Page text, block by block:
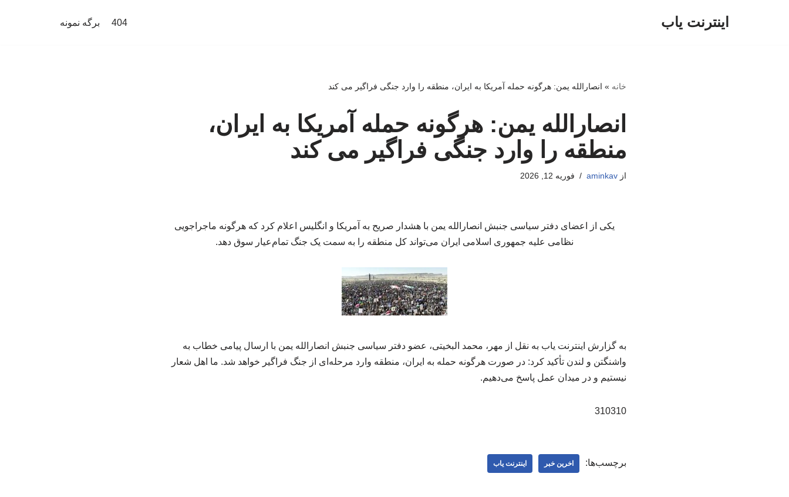
اینترنت یاب 404 برگه نمونه
خانه » انصارالله یمن: هرگونه حمله آمریکا به ایران، منطقه را وارد جنگی فراگیر می کند
انصارالله یمن: هرگونه حمله آمریکا به ایران،
منطقه را وارد جنگی فراگیر می کند
ازaminkav فوریه 12, 2026
یکی از اعضای دفتر سیاسی جنبش انصارالله یمن با هشدار صریح به آمریکا و انگلیس اعلام کرد که هرگونه ماجراجویی
نظامی علیه جمهوری اسلامی ایران می‌تواند کل منطقه را به سمت یک جنگ تمام‌عیار سوق دهد.
به گزارش اینترنت یاب به نقل از مهر، محمد البخیتی، عضو دفتر سیاسی جنبش انصارالله یمن با ارسال پیامی خطاب به
واشنگتن و لندن تأکید کرد: در صورت هرگونه حمله به ایران، منطقه وارد مرحله‌ای از جنگ فراگیر خواهد شد. ما اهل شعار
نیستیم و در میدان عمل پاسخ می‌دهیم.
310310
برچسب‌ها: اخرین خبر اینترنت یاب